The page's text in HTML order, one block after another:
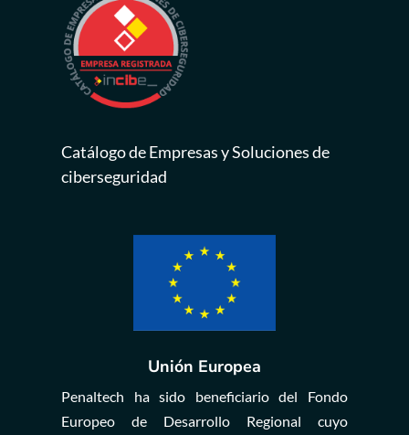
Catálogo de Empresas y Soluciones de
ciberseguridad
Unión Europea
Penaltech ha sido beneficiario del Fondo
Europeo de Desarrollo Regional cuyo